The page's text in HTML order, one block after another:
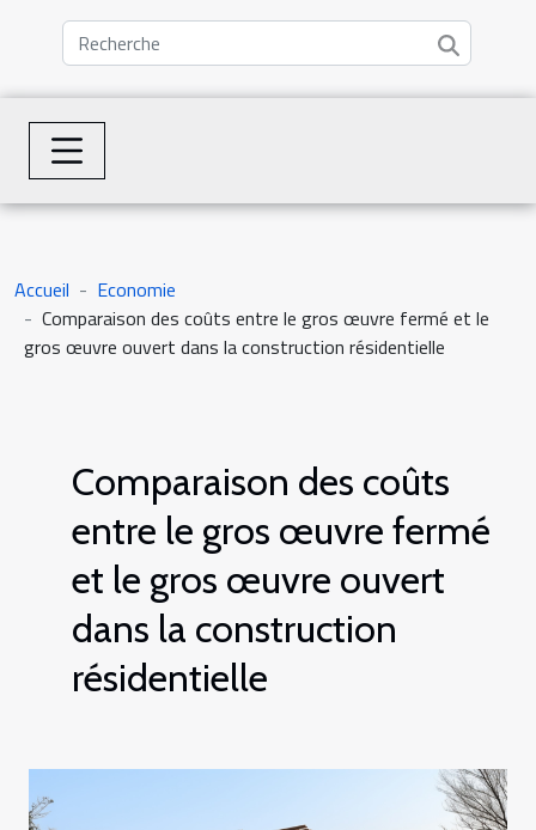
Accueil
Economie
Comparaison des coûts entre le gros œuvre fermé et le
gros œuvre ouvert dans la construction résidentielle
Comparaison des coûts
entre le gros œuvre fermé
et le gros œuvre ouvert
dans la construction
résidentielle